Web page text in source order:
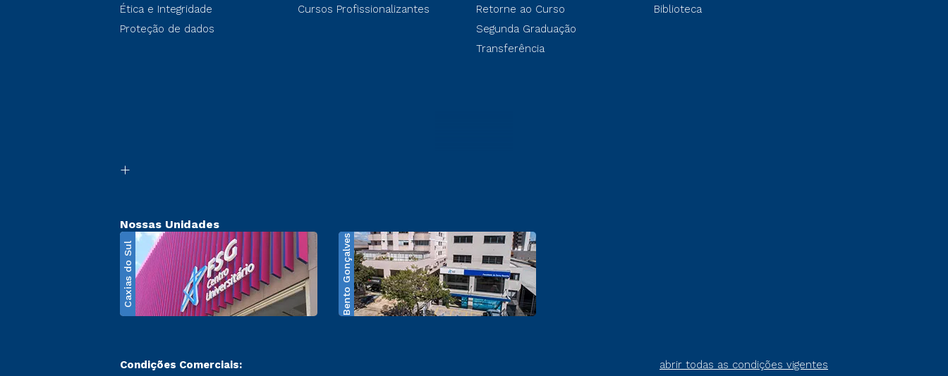
Ética e Integridade
Proteção de dados
Cursos Profissionalizantes
Retorne ao Curso
Segunda Graduação
Transferência
Biblioteca
Nossas Unidades
Caxias do Sul Bento Gonçalves
Condições Comerciais: abrir todas as condições vigentes